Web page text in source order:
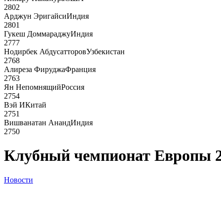
2802
Арджун ЭригайсиИндия
2801
Гукеш ДоммараджуИндия
2777
Нодирбек АбдусатторовУзбекистан
2768
Алиреза ФируджаФранция
2763
Ян НепомнящийРоссия
2754
Вэй ИКитай
2751
Вишванатан АнандИндия
2750
Клубный чемпионат Европы
Новости